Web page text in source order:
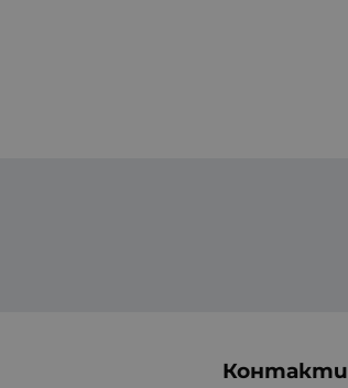
Контакти